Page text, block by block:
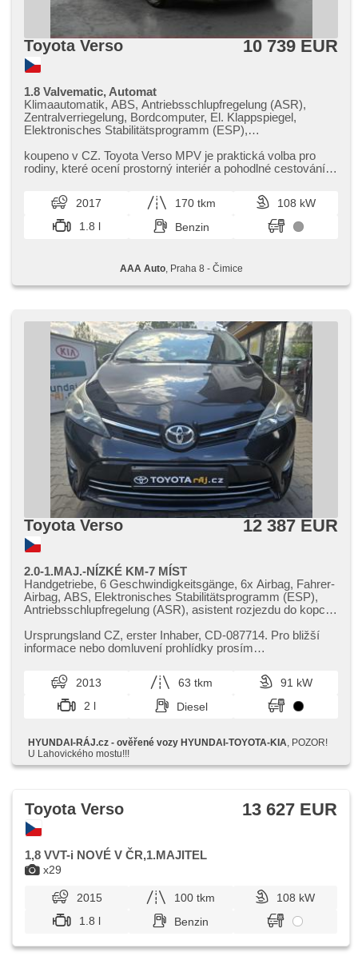
Toyota Verso 10 739 EUR
1.8 Valvematic, Automat
Klimaautomatik, ABS, Antriebsschlupfregelung (ASR),
Zentralverriegelung, Bordcomputer, El. Klappspiegel,
Elektronisches Stabilitätsprogramm (ESP),
Reifendrucksensor, USB, Uhr Spur, Servolenkung, El.
Seitenscheiben, Dachträger, Autoradio, Automatikgetriebe
koupeno v CZ. Toyota Verso MPV je praktická volba pro
rodiny,​ které ocení prostorný interiér a pohodlné cestování.
2017 170 tkm
108 kW
1.8 l
Benzin
AAA Auto, Praha 8 - Čimice
Toyota Verso 12 387 EUR
2.0-1.MAJ.-NÍZKÉ KM-7 MÍST
Handgetriebe, 6 Geschwindigkeitsgänge, 6x Airbag, Fahrer-
Airbag, ABS, Elektronisches Stabilitätsprogramm (ESP),
Antriebsschlupfregelung (ASR), asistent rozjezdu do kopce
Klimaautomatik, Alufelgen, Bordcomputer, dotykové
ovládání palubního počítače, Fahrkamera, Lichtsensor,
Multifunktionslenkrad, Beifahrerairbagdeaktivierung, hands
free, El. Seitenscheiben, El. Vorderscheiben, Dachträger, El.
Klappspiegel, El. Spiegel, samostmívací zrcátka,
Wegfahrsperre, Alarmanlage, Zentralverriegelung mit
Schalthebelschloss, isofix, beheizte Sitze, höheneinstellbare
Fahrersitz, Nebelscheinwerfer, USB, AUX, Autoradio, CD-
Spieler, Außenthermometer, beheizte Spiegel, Klimaablage,
Ursprungsland CZ,​ erster Inhaber,​ CD​-087714. Pro bližší
informace nebo domluvení prohlídky prosím
2013 63 tkm
91 kW
2 l
Diesel
HYUNDAI-RÁJ.cz - ověřené vozy HYUNDAI-TOYOTA-KIA , POZOR!
U Lahovického mostu!!!
x29
Toyota Verso 13 627 EUR
1,8 VVT-i NOVÉ V ČR,1.MAJITEL
2015 100 tkm
108 kW
1.8 l
Benzin